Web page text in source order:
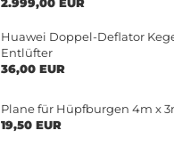
Huawei Doppel-Deflator
Entlüfter
36,00 EUR
Plane für Hüpfburgen 4m x
19,50 EUR